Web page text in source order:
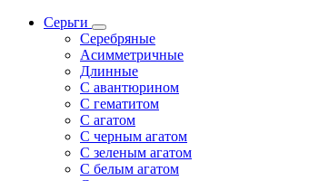
Серьги
Серебряные
Асимметричные
Длинные
С авантюрином
С гематитом
С агатом
С черным агатом
С зеленым агатом
С белым агатом